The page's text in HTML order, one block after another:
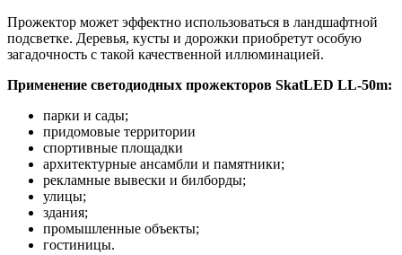
Прожектор может эффектно использоваться в ландшафтной
подсветке. Деревья, кусты и дорожки приобретут особую
загадочность с такой качественной иллюминацией.
Применение светодиодных прожекторов SkatLED LL-50m:
парки и сады;
придомовые территории
спортивные площадки
архитектурные ансамбли и памятники;
рекламные вывески и билборды;
улицы;
здания;
промышленные объекты;
гостиницы.